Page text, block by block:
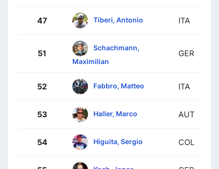
47 Tiberi, Antonio ITA
51
Schachmann,
Maximilian
GER
52 Fabbro, Matteo ITA
53 Haller, Marco AUT
54 Higuita, Sergio COL